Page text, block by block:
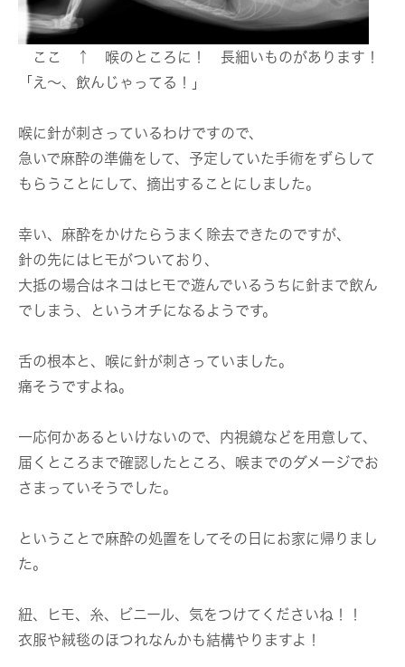
ここ ↑ 喉のところに！ 長細いものがあります！
「え〜、飲んじゃってる！」
喉に針が刺さっているわけですので、
急いで麻酔の準備をして、予定していた手術をずらして
もらうことにして、摘出することにしました。
幸い、麻酔をかけたらうまく除去できたのですが、
針の先にはヒモがついており、
大抵の場合はネコはヒモで遊んでいるうちに針まで飲ん
でしまう、というオチになるようです。
舌の根本と、喉に針が刺さっていました。
痛そうですよね。
一応何かあるといけないので、内視鏡などを用意して、
届くところまで確認したところ、喉までのダメージでお
さまっていそうでした。
ということで麻酔の処置をしてその日にお家に帰りまし
た。
紐、ヒモ、糸、ビニール、気をつけてくださいね！！
衣服や絨毯のほつれなんかも結構やりますよ！